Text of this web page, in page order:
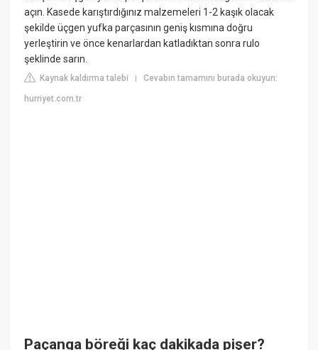
açın. Kasede karıştırdığınız malzemeleri 1-2 kaşık olacak
şekilde üçgen yufka parçasının geniş kısmına doğru
yerleştirin ve önce kenarlardan katladıktan sonra rulo
şeklinde sarın.
Kaynak kaldırma talebi |Cevabın tamamını burada okuyun:
hurriyet.com.tr
Paçanga böreği kaç dakikada pişer?